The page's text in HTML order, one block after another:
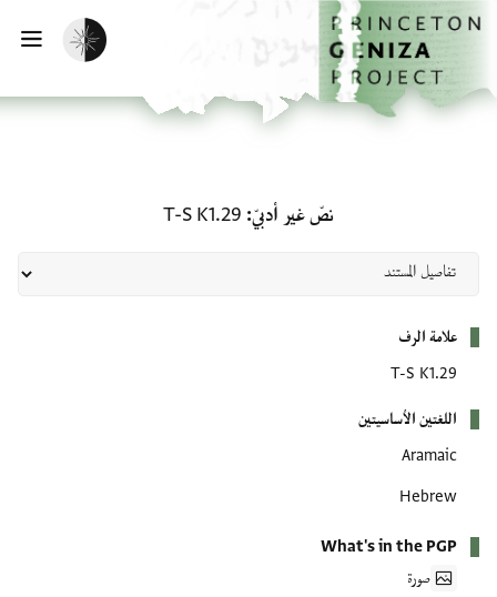
إلى المحتوى الرئيسي
الرئيسية
تفعيل الوضع المظلم
نصّ غير أدبيّ T-S K1.29
علامة الرف
T-S K1.29
اللغتين الأساسيتين
Aramaic
Hebrew
What's in the PGP
صورة